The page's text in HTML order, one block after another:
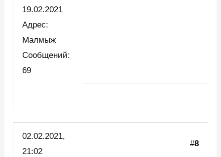
19.02.2021
Адрес:
Малмыж
Сообщений:
69
02.02.2021,
21:02
#8